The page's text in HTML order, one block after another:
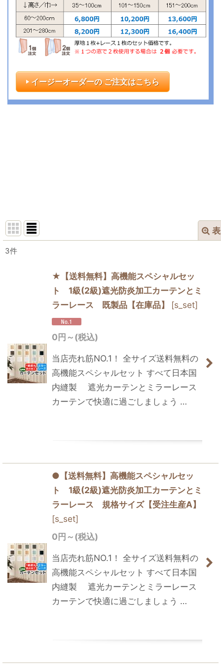
イージーオーダーの ご注文はこちら
絞り込む
閉じる
3件
★【送料無料】高機能スペシャルセッ
ト 1級(2級)遮光防炎加工カーテンとミ
ラーレース 既製品【在庫品】
[s_set]
0円 ～(税込)
当店売れ筋NO.1！ 全サイズ送料無料の
高機能スペシャルセット すべて日本国
内縫製 遮光カーテンとミラーレース
カーテンで快適に過ごしましょう …
●【送料無料】高機能スペシャルセッ
ト 1級(2級)遮光防炎加工カーテンとミ
ラーレース 規格サイズ【受注生産A】
[s_set]
0円 ～(税込)
当店売れ筋NO.1！ 全サイズ送料無料の
高機能スペシャルセット すべて日本国
内縫製 遮光カーテンとミラーレース
カーテンで快適に過ごしましょう …